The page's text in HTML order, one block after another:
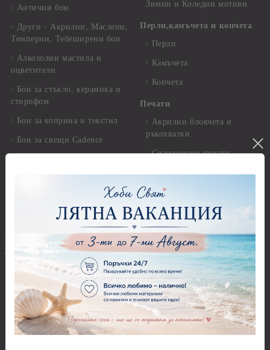
Антични бои
Други - Акрилни, Маслени,
Темперни, Тебеширени бои
Алкохолни мастила и
оцветители
Бои за стъкло, керамика и
стирофом
Бои за коприна и текстил
Бои за свещи Cadence
Други Бои
Брокат, пайети, мъниста и
декоративен пясък
Брокати, ледени кристали и
мини перли
Пайети
Мъниста
Зимни и Коледни мотиви
Перли,камъчета и копчета
Перли
Камъчета
Копчета
Печати
Акрилни блокчета и
ръкохватки
Силиконови печати
Гумени печати
Печати за восък
Предмети за декорация
Предмети за декорация -
Акрил и пластмаса
Предмети за декорация -
Дърво
Предмети за декорация -
Мукава, Картон и Хартия
Предмети за декорация -
МДФ